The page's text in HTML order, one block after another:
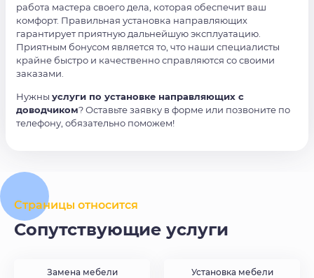
работа мастера своего дела, которая обеспечит ваш
комфорт. Правильная установка направляющих
гарантирует приятную дальнейшую эксплуатацию.
Приятным бонусом является то, что наши специалисты
крайне быстро и качественно справляются со своими
заказами.
Нужны услуги по установке направляющих с
доводчиком? Оставьте заявку в форме или позвоните по
телефону, обязательно поможем!
Страницы относится
Сопутствующие услуги
Замена мебели Установка мебели